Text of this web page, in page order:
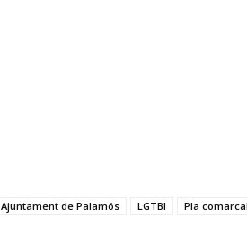
Ajuntament de Palamós LGTBI Pla